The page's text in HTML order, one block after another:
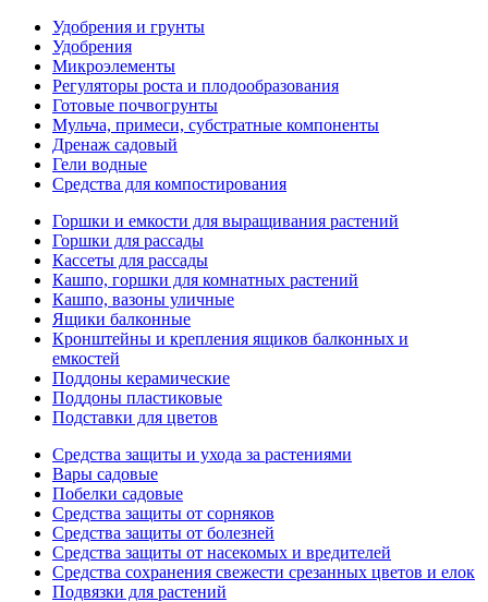
Удобрения и грунты
Удобрения
Микроэлементы
Регуляторы роста и плодообразования
Готовые почвогрунты
Мульча, примеси, субстратные компоненты
Дренаж садовый
Гели водные
Средства для компостирования
Горшки и емкости для выращивания растений
Горшки для рассады
Кассеты для рассады
Кашпо, горшки для комнатных растений
Кашпо, вазоны уличные
Ящики балконные
Кронштейны и крепления ящиков балконных и
емкостей
Поддоны керамические
Поддоны пластиковые
Подставки для цветов
Средства защиты и ухода за растениями
Вары садовые
Побелки садовые
Средства защиты от сорняков
Средства защиты от болезней
Средства защиты от насекомых и вредителей
Средства сохранения свежести срезанных цветов и елок
Подвязки для растений